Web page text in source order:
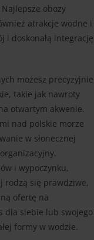
obozy
atrakcje wodne i
i doskonałą integrację
możesz precyzyjnie
takie jak nawroty
otwartym akwenie.
nad polskie morze
w słonecznej
i wypoczynku,
rodzą się prawdziwe,
ofertę na
dla siebie lub swojego
formy w wodzie.